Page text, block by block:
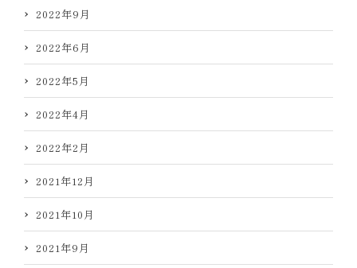
2022年9月
2022年6月
2022年5月
2022年4月
2022年2月
2021年12月
2021年10月
2021年9月